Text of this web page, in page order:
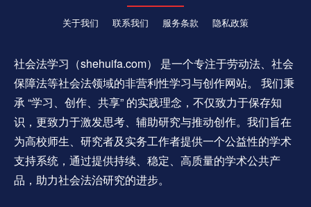
关于我们 联系我们 服务条款 隐私政策
社会法学习（shehuifa.com） 是一个专注于劳动法、社会
保障法等社会法领域的非营利性学习与创作网站。 我们秉
承 “学习、创作、共享” 的实践理念，不仅致力于保存知
识，更致力于激发思考、辅助研究与推动创作。我们旨在
为高校师生、研究者及实务工作者提供一个公益性的学术
支持系统，通过提供持续、稳定、高质量的学术公共产
品，助力社会法治研究的进步。